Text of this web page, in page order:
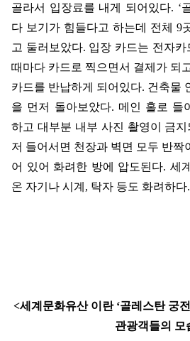
골라서 입장료를 내게 되어있다. ‘
다 보기가 힘들다고 하는데 전체 9
고 둘러보았다. 입장 카드는 전자
때마다 카드로 찍으면서 결제가 되
카드를 반납하게 되어있다. 건축물
을 먼저 돌아보았다. 메인 홀로 들
하고 대부분 내부 사진 촬영이 금
저 들어서면 천장과 벽면 모두 반짝
어 있어 화려한 방에 압도된다. 세
온 자기나 시계 , 탁자 등도 화려하다.
<세계문화유산 이란 ‘골레스탄 궁전
관광객들의 모